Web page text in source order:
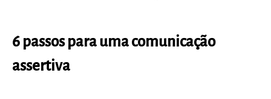
6 passos para uma comunicação
assertiva